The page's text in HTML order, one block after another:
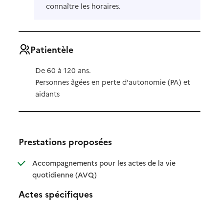
connaître les horaires.
Patientèle
De 60 à 120 ans.
Personnes âgées en perte d'autonomie (PA) et
aidants
Prestations proposées
Accompagnements pour les actes de la vie
quotidienne (AVQ): disponible
: non disponible
Actes spécifiques